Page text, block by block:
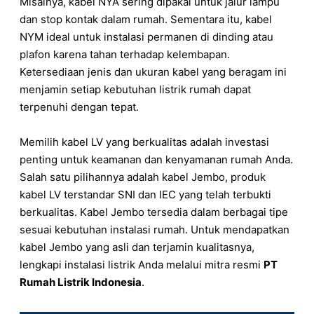
dan stop kontak dalam rumah. Sementara itu, kabel
NYM ideal untuk instalasi permanen di dinding atau
plafon karena tahan terhadap kelembapan.
Ketersediaan jenis dan ukuran kabel yang beragam ini
menjamin setiap kebutuhan listrik rumah dapat
terpenuhi dengan tepat.
Memilih kabel LV yang berkualitas adalah investasi
penting untuk keamanan dan kenyamanan rumah Anda.
Salah satu pilihannya adalah kabel Jembo, produk
kabel LV terstandar SNI dan IEC yang telah terbukti
berkualitas. Kabel Jembo tersedia dalam berbagai tipe
sesuai kebutuhan instalasi rumah. Untuk mendapatkan
kabel Jembo yang asli dan terjamin kualitasnya,
lengkapi instalasi listrik Anda melalui mitra resmi PT
Rumah Listrik Indonesia.